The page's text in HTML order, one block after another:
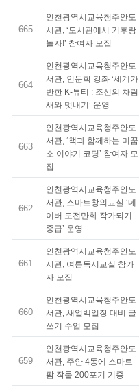
665
인천광역시교육청주안도
서관, ‘도서관에서 기후랑
놀자!’ 참여자 모집
664
인천광역시교육청주안도
서관, 인문학 강좌 ‘세계가
반한 K-뷰티 : 조선의 차림
새와 멋내기’ 운영
663
인천광역시교육청주안도
서관, ‘책과 함께하는 미꿈
소 이야기 코딩’ 참여자 모
집
662
인천광역시교육청주안도
서관, 스마트창의교실 ‘네
이버 도전만화 작가되기-
중급’ 운영
661
인천광역시교육청주안도
서관, 여름독서교실 참가
자 모집
660
인천광역시교육청주안도
서관, 새얼백일장 대비 글
쓰기 수업 모집
659
인천광역시교육청주안도
서관, 주안 4동에 스마트
팜 작물 200포기 기증